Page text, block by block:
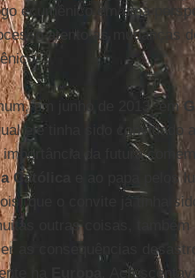
ecumênico em uma
atento às mudanças
em junho de 2013, em
ele tinha sido convidado
da futura
Católica
e ao papa pelos
que o convite já tinha
outras coisas, também
as consequências
na
.